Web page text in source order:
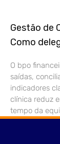
Gestão de
Como
O bpo
saídas,
indicadores
clínica reduz
tempo da